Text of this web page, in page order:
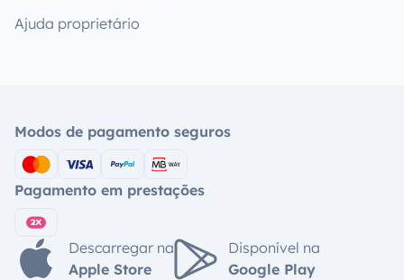
Ajuda proprietário
Modos de pagamento seguros
Pagamento em prestações
Descarregar na
Apple Store
Disponível na
Google Play